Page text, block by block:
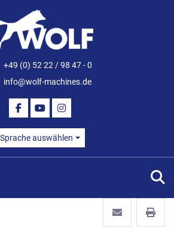
+49 (0) 52 22 / 98 47 - 0
info@wolf-machines.de
FACEBOOK
YOUTUBEINSTAGRAM
Sprache auswählen